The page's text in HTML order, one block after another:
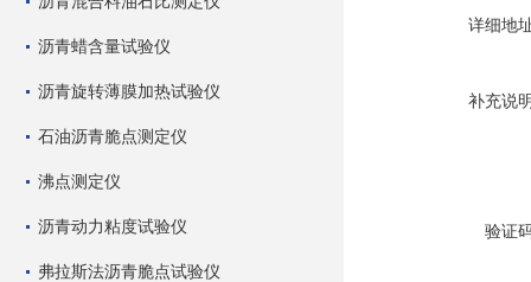
沥青蜡含量试验仪
沥青旋转薄膜加热试验仪
石油沥青脆点测定仪
沸点测定仪
沥青动力粘度试验仪
弗拉斯法沥青脆点试验仪
详细地
补充说
验证